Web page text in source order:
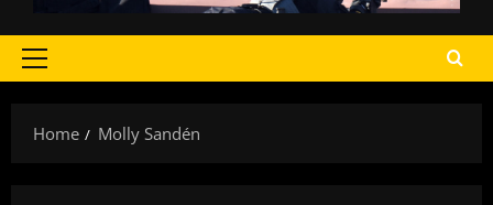
Primary
Home
Molly Sandén